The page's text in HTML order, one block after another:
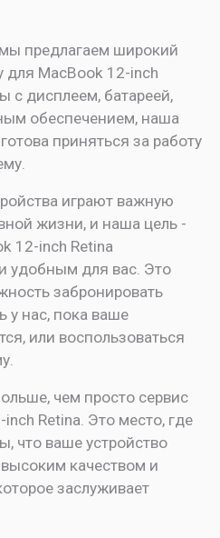
предлагаем широкий
для MacBook 12-inch
с дисплеем, батареей,
обеспечением, наша
приняться за работу
играют важную
жизни, и наша цель -
12-inch Retina
удобным для вас. Это
забронировать
у нас, пока ваше
или воспользоваться
чем просто сервис
Retina. Это место, где
что ваше устройство
качеством и
заслуживает